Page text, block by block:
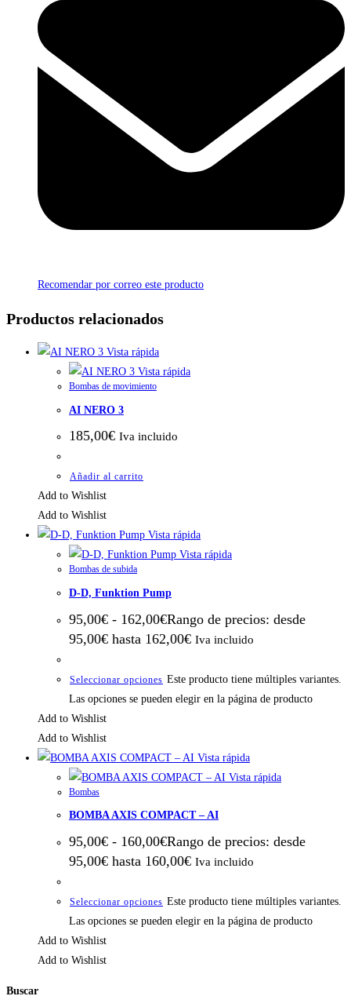
Recomendar por correo este producto
Productos relacionados
Vista rápida
Vista rápida
Bombas de movimiento
AI NERO 3
185,00€ Iva incluido
Añadir al carrito
Add to Wishlist
Add to Wishlist
Vista rápida
Vista rápida
Bombas de subida
D-D, Funktion Pump
95,00€ - 162,00€Rango de precios: desde
95,00€ hasta 162,00€ Iva incluido
Seleccionar opciones Este producto tiene múltiples variantes.
Las opciones se pueden elegir en la página de producto
Add to Wishlist
Add to Wishlist
Vista rápida
Vista rápida
Bombas
BOMBA AXIS COMPACT – AI
95,00€ - 160,00€Rango de precios: desde
95,00€ hasta 160,00€ Iva incluido
Seleccionar opciones Este producto tiene múltiples variantes.
Las opciones se pueden elegir en la página de producto
Add to Wishlist
Add to Wishlist
Buscar